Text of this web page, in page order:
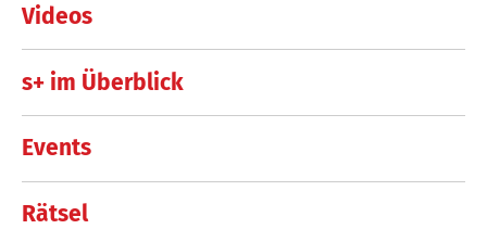
Videos
s+ im Überblick
Events
Rätsel